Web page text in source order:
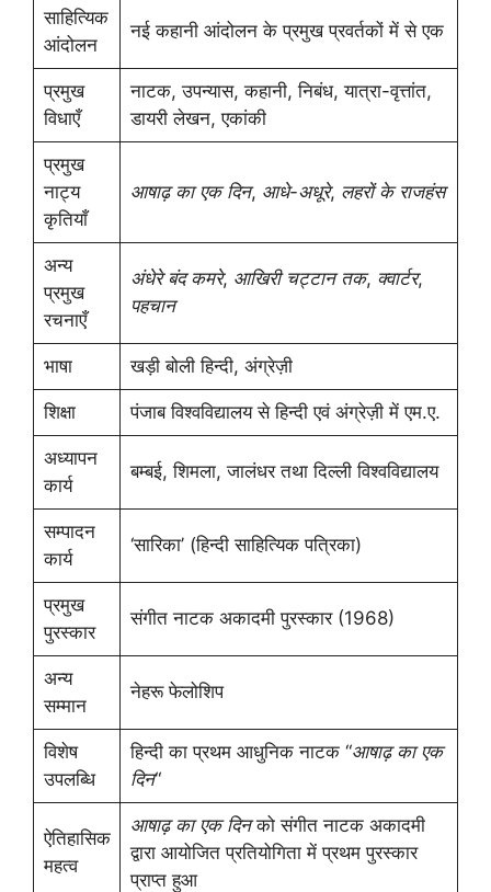
साहित्यिक
आंदोलन
नई कहानी आंदोलन के प्रमुख प्रवर्तकों में से एक
प्रमुख
विधाएँ
नाटक, उपन्यास, कहानी, निबंध, यात्रा-वृत्तांत,
डायरी लेखन, एकांकी
प्रमुख
नाट्य
कृतियाँ
आषाढ़ का एक दिन, आधे-अधूरे, लहरों के राजहंस
अन्य
प्रमुख
रचनाएँ
अंधेरे बंद कमरे, आखिरी चट्टान तक, क्वार्टर,
पहचान
भाषा खड़ी बोली हिन्दी, अंग्रेज़ी
शिक्षा पंजाब विश्वविद्यालय से हिन्दी एवं अंग्रेज़ी में एम.ए.
अध्यापन
कार्य
बम्बई, शिमला, जालंधर तथा दिल्ली विश्वविद्यालय
सम्पादन
कार्य
‘सारिका’ (हिन्दी साहित्यिक पत्रिका)
प्रमुख
पुरस्कार
संगीत नाटक अकादमी पुरस्कार (1968)
अन्य
सम्मान
नेहरू फेलोशिप
विशेष
उपलब्धि
हिन्दी का प्रथम आधुनिक नाटक “आषाढ़ का एक
दिन“
ऐतिहासिक
महत्व
आषाढ़ का एक दिनको संगीत नाटक अकादमी
द्वारा आयोजित प्रतियोगिता में प्रथम पुरस्कार
प्राप्त हुआ